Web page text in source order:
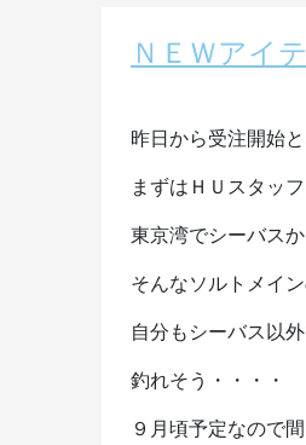
ＮＥＷアイ
昨日から受注開始
まずはＨＵスタッ
東京湾でシーバス
そんなソルトメイ
自分もシーバス以
釣れそう・・・・
９月頃予定なので